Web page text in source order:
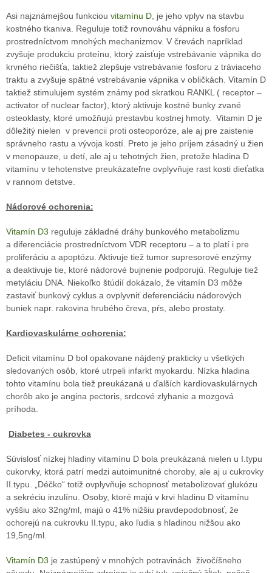
Asi najznámejšou funkciou vitamínu D, je jeho vplyv na stavbu
kostného tkaniva. Reguluje totiž rovnováhu vápniku a fosforu
prostredníctvom mnohých mechanizmov. V črevách napríklad
zvyšuje produkciu proteínu, ktorý zaisťuje vstrebávanie vápnika do
krvného riečišťa, taktiež zlepšuje vstrebávanie fosforu z tráviaceho
traktu a zvyšuje spätné vstrebávanie vápnika v obličkách. Vitamín D
taktiež stimulujem systém známy pod skratkou RANKL ( receptor –
activator of nuclear factor), ktorý aktivuje kostné bunky zvané
osteoklasty, ktoré umožňujú prestavbu kostnej hmoty.
Vitamin D je
dôležitý nielen v prevencii proti osteoporóze, ale aj pre zaistenie
správneho rastu a vývoja kostí. Preto je jeho príjem zásadný u žien
v menopauze, u detí, ale aj u tehotných žien, pretože hladina D
vitamínu v tehotenstve preukázateľne ovplyvňuje rast kosti dieťatka
v rannom detstve.
Nádorové ochorenia:
Vitamín D3 reguluje základné dráhy bunkového metabolizmu
a diferenciácie prostredníctvom VDR receptoru – a to platí i pre
proliferáciu a apoptózu. Aktivuje tiež tumor supresorové enzýmy
a deaktivuje tie, ktoré nádorové bujnenie podporujú. Reguluje tiež
metyláciu DNA. Niekoľko štúdií dokázalo, že vitamín D3 môže
zastaviť bunkový cyklus a ovplyvniť deferenciáciu nádorových
buniek napr. rakovina hrubého čreva, pŕs, alebo prostaty.
Kardiovaskulárne ochorenia:
Deficit vitamínu D bol opakovane nájdený prakticky u všetkých
sledovaných osôb, ktoré utrpeli infarkt myokardu. Nízka hladina
tohto vitamínu bola tiež preukázaná u ďalších kardiovaskulárnych
chorôb ako je angina pectoris, srdcové zlyhanie a mozgová
príhoda.
Diabetes - cukrovka
Súvislosť nízkej hladiny vitamínu D bola preukázaná nielen u I.typu
cukorvky, ktorá patrí medzi autoimunitné choroby, ale aj u cukrovky
II.typu. „Déčko“ totiž ovplyvňuje schopnosť metabolizovať glukózu
a sekréciu inzulínu. Osoby, ktoré majú v krvi hladinu D vitamínu
vyššiu ako 32ng/ml, majú o 41% nižšiu pravdepodobnosť, že
ochorejú na cukrovku II.typu, ako ľudia s hladinou nižšou ako
19,5ng/ml.
Vitamín D3 je zastúpený v mnohých potravinách živočíšneho